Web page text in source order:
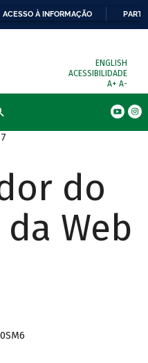
ACESSO À INFORMAÇÃO
ENGLISH
ACESSIBILIDADE
A+ A-
do
Web